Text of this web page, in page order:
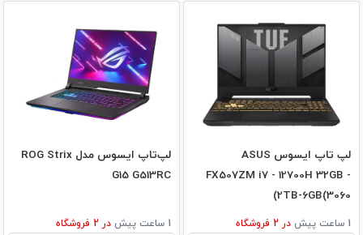
لپ تاپ ایسوس ASUS
FX507ZM i7 - 12700H 32GB -
2TB-6GB(3060)
1 ساعت پیش در فروشگاه
لپ‌تاپ ایسوس مدل ROG Strix
G15 G513RC
1 ساعت پیش در فروشگاه